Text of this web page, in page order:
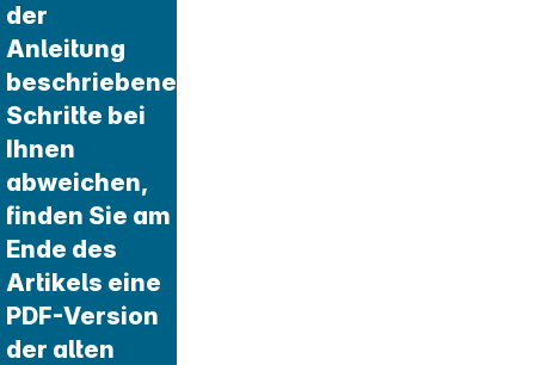
der
Anleitung
beschriebenen
Schritte bei
Ihnen
abweichen,
finden Sie am
Ende des
Artikels eine
PDF-Version
der alten